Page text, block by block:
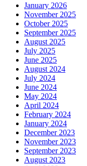
January 2026
November 2025
October 2025
September 2025
August 2025
July 2025
June 2025
August 2024
July 2024
June 2024
May 2024
April 2024
February 2024
January 2024
December 2023
November 2023
September 2023
August 2023